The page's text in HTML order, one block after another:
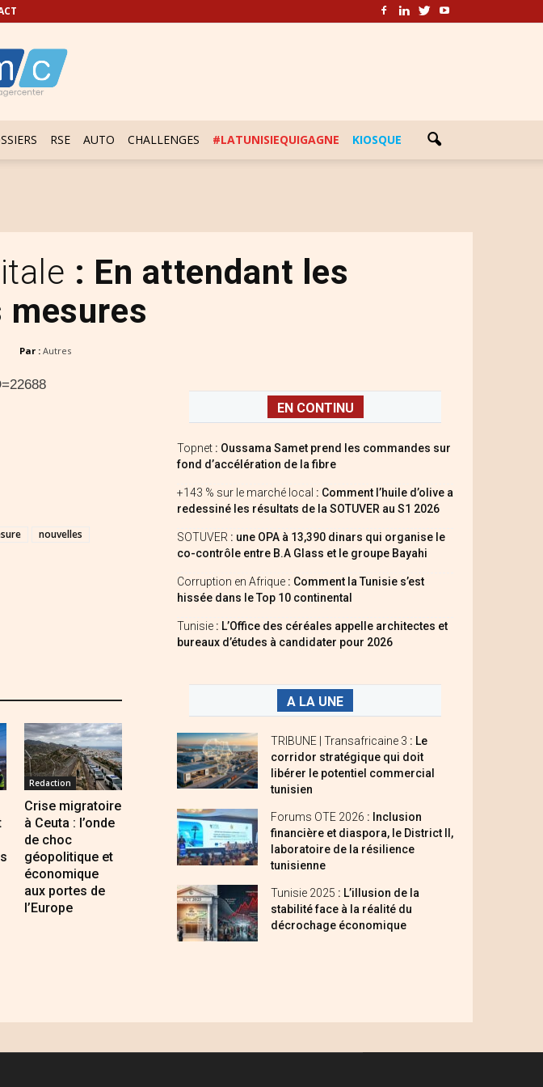
RSE AUTO CHALLENGES #LATUNISIEQUIGAGNE KIOSQUE
: En attendant les
mesures
Par : Autres
nouvelles
Redaction
Crise migratoire
à Ceuta : l’onde
de choc
géopolitique et
économique
aux portes de
l’Europe
EN CONTINU
Topnet : Oussama Samet prend les commandes sur
fond d’accélération de la fibre
+143 % sur le marché local : Comment l’huile d’olive a
redessiné les résultats de la SOTUVER au S1 2026
SOTUVER : une OPA à 13,390 dinars qui organise le
co-contrôle entre B.A Glass et le groupe Bayahi
Corruption en Afrique : Comment la Tunisie s’est
hissée dans le Top 10 continental
Tunisie : L’Office des céréales appelle architectes et
bureaux d’études à candidater pour 2026
A LA UNE
TRIBUNE | Transafricaine 3 : Le
corridor stratégique qui doit
libérer le potentiel commercial
tunisien
Forums OTE 2026 : Inclusion
financière et diaspora, le District II,
laboratoire de la résilience
tunisienne
Tunisie 2025 : L’illusion de la
stabilité face à la réalité du
décrochage économique